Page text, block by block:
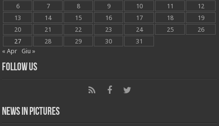
6
7 8 9 10 11
12
13
14 15 16 17 18
19
20
21 22 23 24 25
26
27
28 29 30
31
« Apr
Giu »
Follow Us
News in Pictures